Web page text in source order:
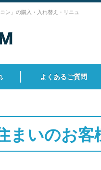
ン」の購入・入れ替え・リニュ
よくあるご質問
まいのお